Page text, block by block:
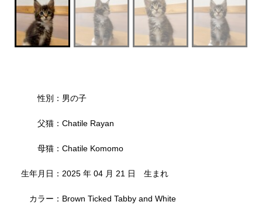
性別：男の子
父猫：Chatile Rayan
母猫：Chatile Komomo
生年月日：2025 年 04 月 21 日 生まれ
カラー：Brown Ticked Tabby and White